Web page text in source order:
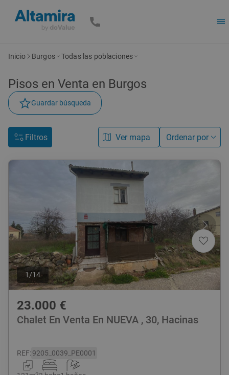
Inicio Burgos Todas las poblaciones
Pisos en Venta en Burgos
Guardar búsqueda
Filtros Ver mapa Ordenar por
1 /14
23.000 €
Chalet En Venta En NUEVA , 30, Hacinas
REF:9205_0039_PE0001